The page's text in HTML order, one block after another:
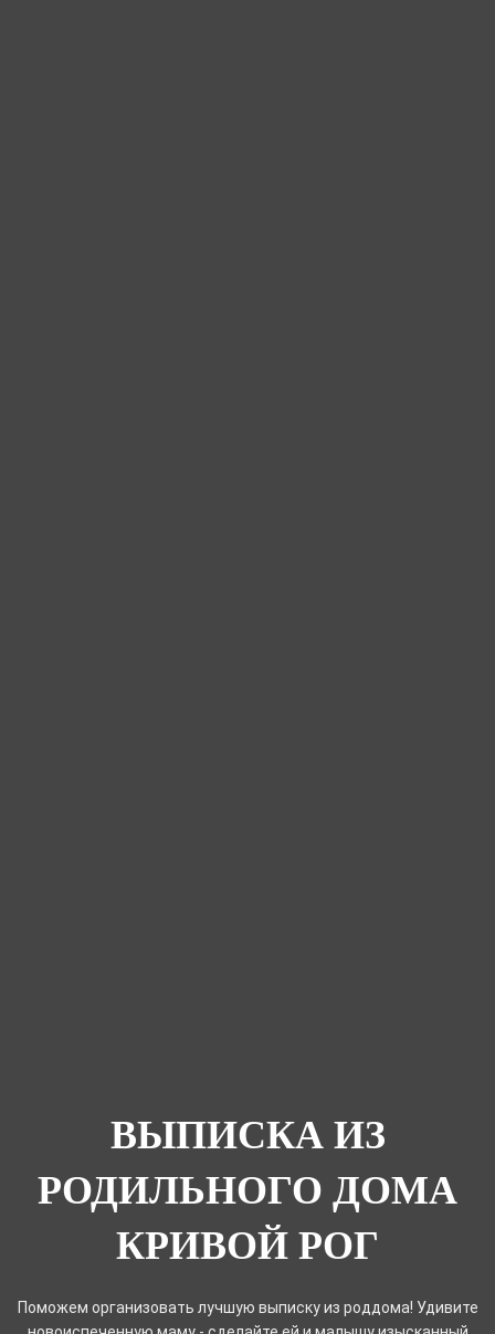
ВЫПИСКА ИЗ
РОДИЛЬНОГО ДОМА
КРИВОЙ РОГ
Поможем организовать лучшую выписку из роддома! Удивите